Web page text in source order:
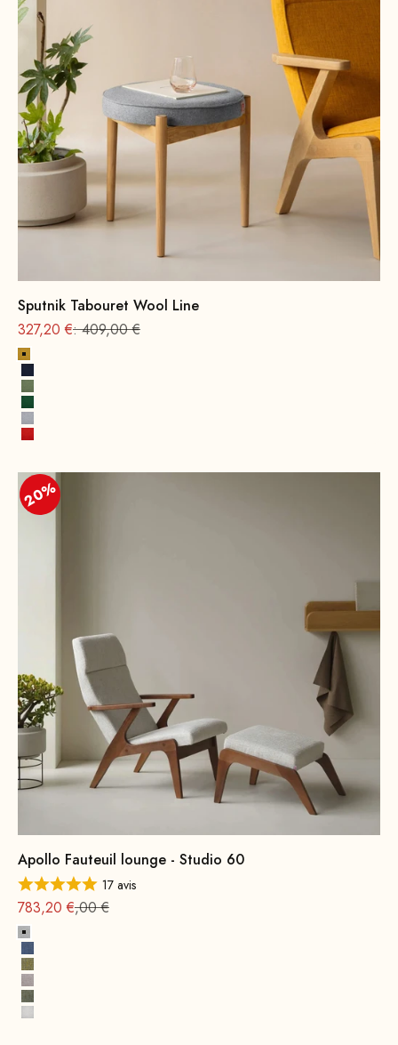
Sputnik Tabouret Wool Line
Offre à partir de
327,20 €Prix normal
: 409,00 €
Jaune moutarde
Bleu encre
Vert printanier
Vert feuille
Gris pierre
Rouge feu
20%
Apollo Fauteuil lounge - Studio 60
17 avis
Offre à partir de
783,20 €Prix normal : 979
,00 €
Gris platine
Bleu indigo
Laiton Jaune
Retro Rosé
Palmiers verts
Miami Blanc